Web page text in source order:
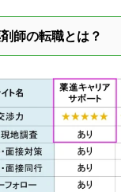
師の転職とは？